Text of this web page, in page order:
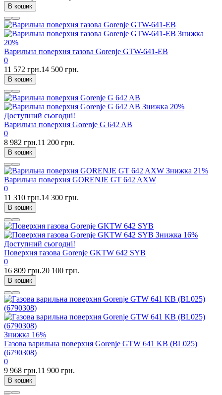
В кошик
Знижка
20%
Варильна поверхня газова Gorenje GTW-641-EB
0
11 572 грн.14 500 грн.
В кошик
Знижка 20%
Доступний сьогодні!
Варильна поверхня Gorenje G 642 AB
0
8 982 грн.11 200 грн.
В кошик
Знижка 21%
Варильна поверхня GORENJE GT 642 AXW
0
11 310 грн.14 300 грн.
В кошик
Знижка 16%
Доступний сьогодні!
Поверхня газова Gorenje GKTW 642 SYB
0
16 809 грн.20 100 грн.
В кошик
Знижка 16%
Газова варильна поверхня Gorenje GTW 641 KB (BL025)
(6790308)
0
9 968 грн.11 900 грн.
В кошик